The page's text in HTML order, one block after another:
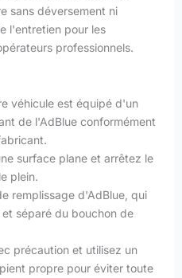
sans déversement ni
l'entretien pour les
professionnels.
véhicule est équipé d'un
de l'AdBlue conformément
surface plane et arrêtez le
plein.
remplissage d'AdBlue, qui
séparé du bouchon de
précaution et utilisez un
propre pour éviter toute